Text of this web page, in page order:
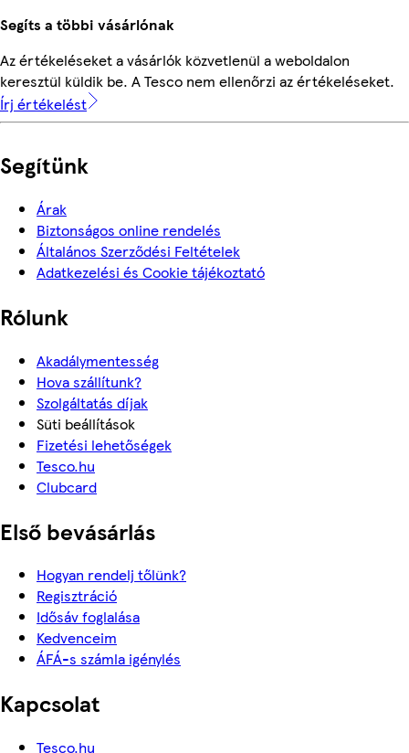
Segíts a többi vásárlónak
Az értékeléseket a vásárlók közvetlenül a weboldalon
keresztül küldik be. A Tesco nem ellenőrzi az értékeléseket.
Írj értékelést
Segítünk
Árak
Biztonságos online rendelés
Általános Szerződési Feltételek
Adatkezelési és Cookie tájékoztató
Rólunk
Akadálymentesség
Hova szállítunk?
Szolgáltatás díjak
Süti beállítások
Fizetési lehetőségek
Tesco.hu
Clubcard
Első bevásárlás
Hogyan rendelj tőlünk?
Regisztráció
Idősáv foglalása
Kedvenceim
ÁFÁ-s számla igénylés
Kapcsolat
Tesco.hu